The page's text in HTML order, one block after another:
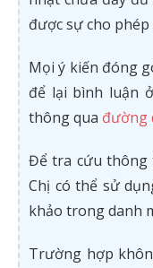
được sự cho phép
Mọi ý kiến đóng
để lại bình luận
thông qua đường
Để tra cứu thông
Chị có thể sử
khảo trong danh
Trường hợp